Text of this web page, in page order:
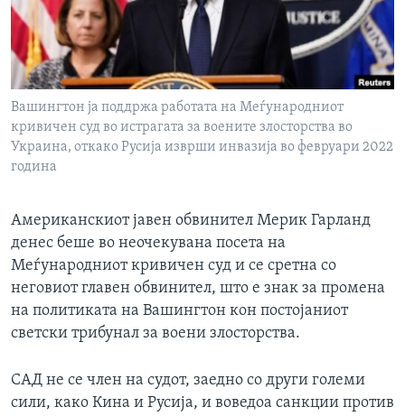
ИНТЕРВЈУА
Јазици
Вашингтон ја поддржа работата на Меѓународниот
кривичен суд во истрагата за воените злосторства во
Украина, откако Русија изврши инвазија во февруари 2022
година
Американскиот јавен обвинител Мерик Гарланд
денес беше во неочекувана посета на
Меѓународниот кривичен суд и се сретна со
неговиот главен обвинител, што е знак за промена
на политиката на Вашингтон кон постојаниот
светски трибунал за воени злосторства.
САД не се член на судот, заедно со други големи
сили, како Кина и Русија, и воведоа санкции против